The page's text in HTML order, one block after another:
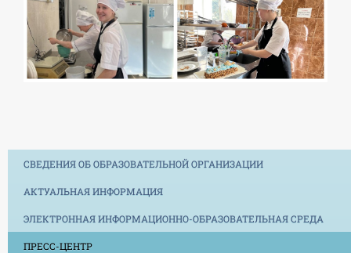
СВЕДЕНИЯ ОБ ОБРАЗОВАТЕЛЬНОЙ ОРГАНИЗАЦИИ
АКТУАЛЬНАЯ ИНФОРМАЦИЯ
ЭЛЕКТРОННАЯ ИНФОРМАЦИОННО-ОБРАЗОВАТЕЛЬНАЯ СРЕДА
ПРЕСС-ЦЕНТР